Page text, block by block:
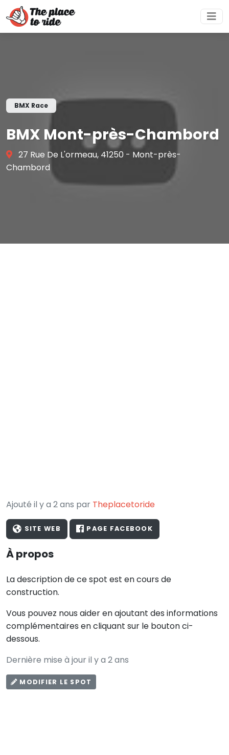
BMX Race
BMX Mont-près-Chambord
27 Rue De L'ormeau, 41250 - Mont-près-
Chambord
Ajouté il y a 2 ans par Theplacetoride
SITE WEB PAGE FACEBOOK
À propos
La description de ce spot est en cours de
construction.
Vous pouvez nous aider en ajoutant des informations
complémentaires en cliquant sur le bouton ci-
dessous.
Dernière mise à jour il y a 2 ans
MODIFIER LE SPOT